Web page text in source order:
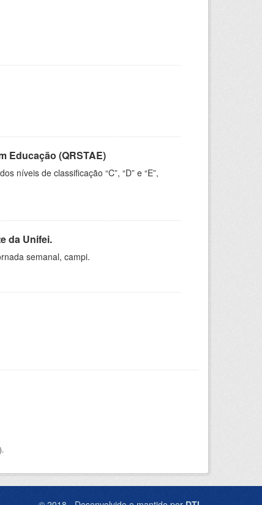
Educação (QRSTAE)
níveis de classificação “C”, “D” e “E”,
da Unifei.
semanal, campi.
).